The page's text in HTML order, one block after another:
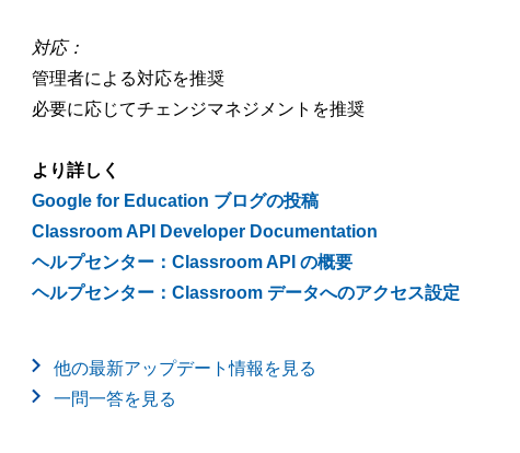
対応：
管理者による対応を推奨
必要に応じてチェンジマネジメントを推奨
より詳しく
Google for Education ブログの投稿
Classroom API Developer Documentation
ヘルプセンター：Classroom API の概要
ヘルプセンター：Classroom データへのアクセス設定
他の最新アップデート情報を見る
一問一答を見る